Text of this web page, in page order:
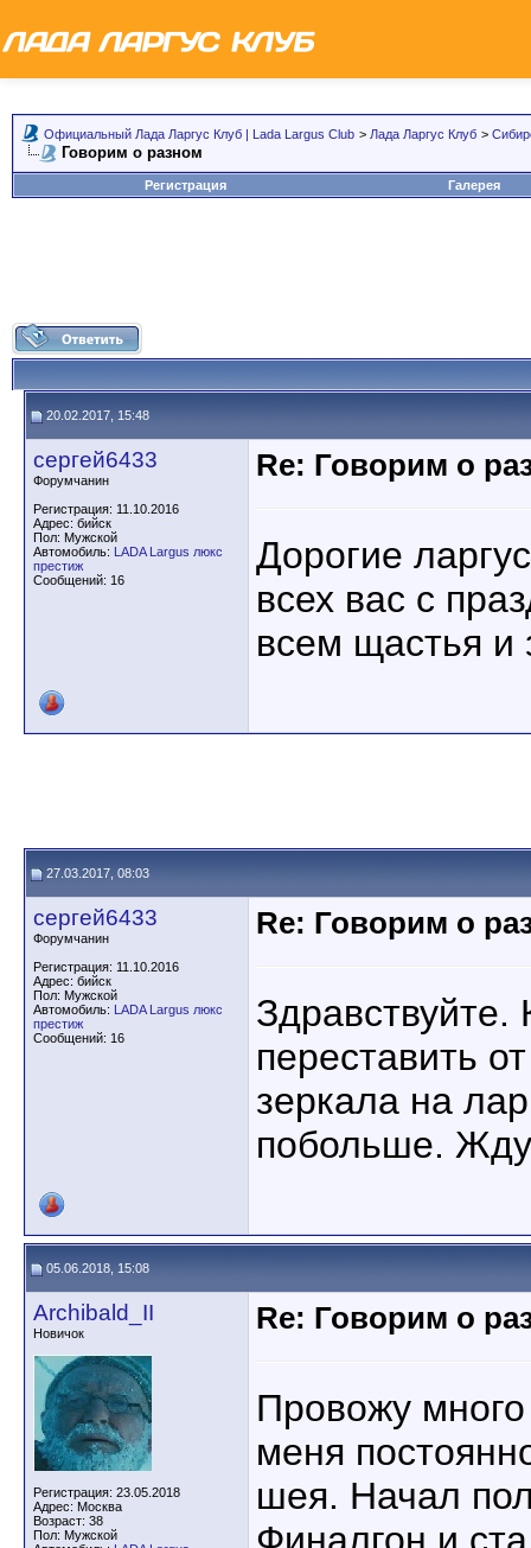
Официальный Лада Ларгус Клуб | Lada Largus Club > Лада Ларгус Клуб >
Говорим о разном
Регистрация Галерея
20.02.2017, 15:48
сергей6433
Форумчанин
Регистрация: 11.10.2016
Адрес: бийск
Пол: Мужской
Автомобиль: LADA Largus люкс
престиж
Сообщений: 16
Re: Говорим о
Дорогие
всех вас с
всем щастья и
27.03.2017, 08:03
сергей6433
Форумчанин
Регистрация: 11.10.2016
Адрес: бийск
Пол: Мужской
Автомобиль: LADA Largus люкс
престиж
Сообщений: 16
Re: Говорим о
переставить
зеркала на
побольше.
05.06.2018, 15:08
Archibald_II
Новичок
Регистрация: 23.05.2018
Адрес: Москва
Возраст: 38
Пол: Мужской
Re: Говорим о
Провожу
меня
шея. Начал